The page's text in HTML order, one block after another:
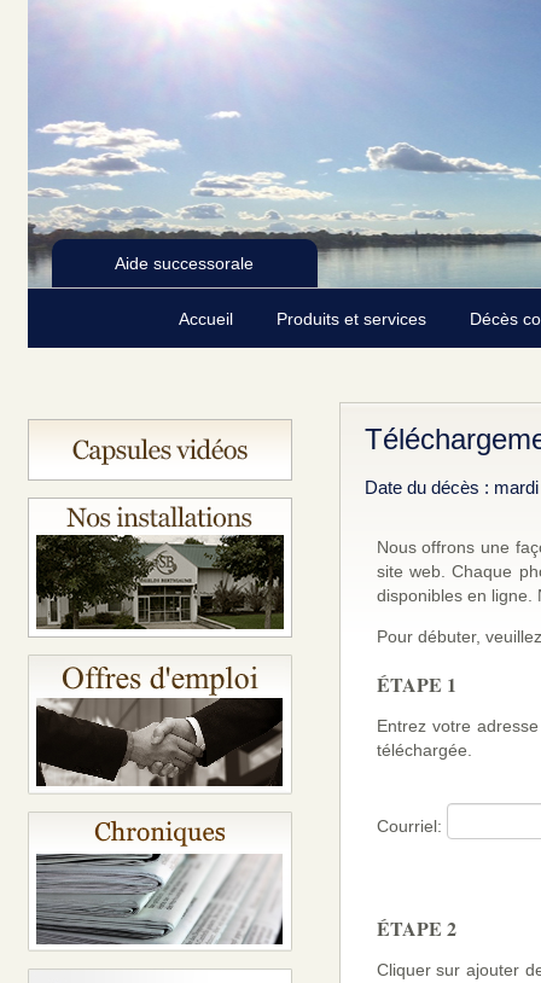
Aide successorale
Accueil Produits et services Décès
Date du décès :
Nous offrons une
site web. Chaque
disponibles en ligne.
Pour débuter,
ÉTAPE 1
Entrez votre
téléchargée.
Courriel:
ÉTAPE 2
Cliquer sur ajouter